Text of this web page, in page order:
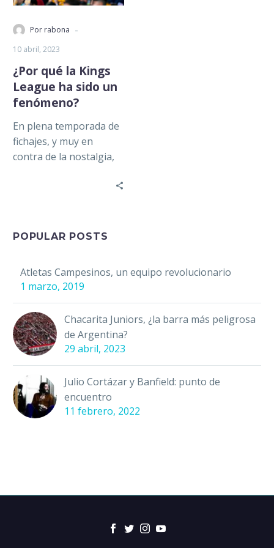
Por rabona -
10 abril, 2023
¿Por qué la Kings
League ha sido un
fenómeno?
En plena temporada de
fichajes, y muy en
contra de la nostalgia,
POPULAR POSTS
Atletas Campesinos, un equipo revolucionario
1 marzo, 2019
Chacarita Juniors, ¿la barra más peligrosa
de Argentina?
29 abril, 2023
Julio Cortázar y Banfield: punto de
encuentro
11 febrero, 2022